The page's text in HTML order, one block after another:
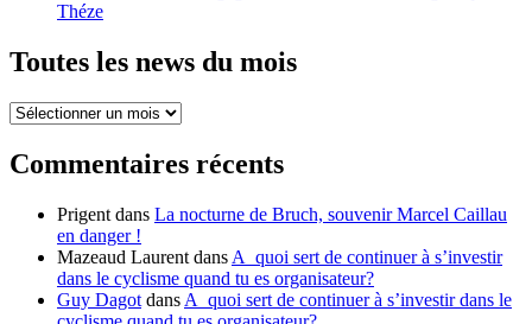
Théze
Toutes les news du mois
Toutes
news
du
Commentaires récents
Prigent dans La nocturne de Bruch, souvenir Marcel Caillau
en danger !
Mazeaud Laurent dans A quoi sert de continuer à s’investir
dans le cyclisme quand tu es organisateur?
Guy Dagot dans A quoi sert de continuer à s’investir dans le